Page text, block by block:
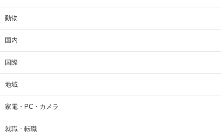
動物
国内
国際
地域
家電・PC・カメラ
就職・転職